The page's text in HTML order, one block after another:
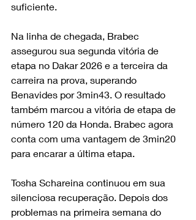
suficiente.
Na linha de chegada, Brabec
assegurou sua segunda vitória de
etapa no Dakar 2026 e a terceira da
carreira na prova, superando
Benavides por 3min43. O resultado
também marcou a vitória de etapa de
número 120 da Honda. Brabec agora
conta com uma vantagem de 3min20
para encarar a última etapa.
Tosha Schareina continuou em sua
silenciosa recuperação. Depois dos
problemas na primeira semana do